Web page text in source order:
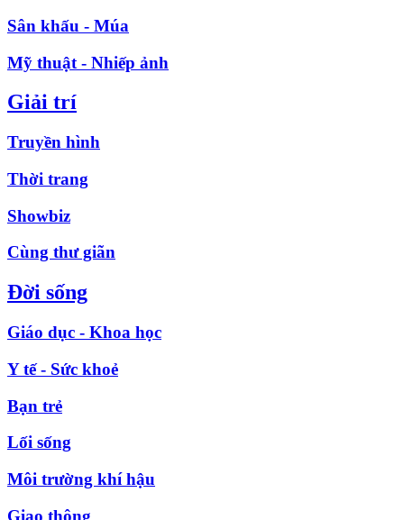
Sân khấu - Múa
Mỹ thuật - Nhiếp ảnh
Giải trí
Truyền hình
Thời trang
Showbiz
Cùng thư giãn
Đời sống
Giáo dục - Khoa học
Y tế - Sức khoẻ
Bạn trẻ
Lối sống
Môi trường khí hậu
Giao thông